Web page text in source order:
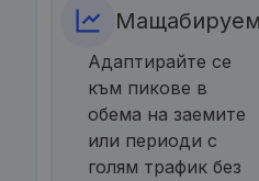
Адаптирайте се
към пикове в
обема на заемите
или периоди с
голям трафик без